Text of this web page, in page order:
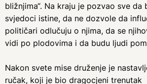
bližnjima“. Na kraju je pozvao sve da
svjedoci istine, da ne dozvole da
političari odlučuju o njima, da se
vidi po plodovima i da budu ljudi
Nakon svete mise druženje je
ručak, koji je bio dragocjeni trenutak